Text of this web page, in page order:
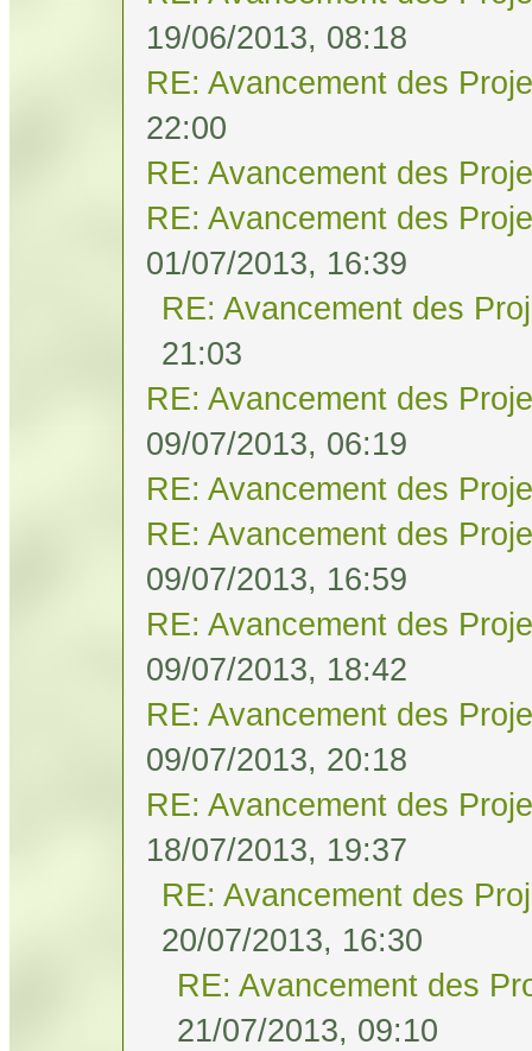
19/06/2013, 08:18
RE: Avancement des
22:00
RE: Avancement des
RE: Avancement des
01/07/2013, 16:39
RE: Avancement des
21:03
RE: Avancement des
09/07/2013, 06:19
RE: Avancement des
RE: Avancement des
09/07/2013, 16:59
RE: Avancement des
09/07/2013, 18:42
RE: Avancement des
09/07/2013, 20:18
RE: Avancement des
18/07/2013, 19:37
RE: Avancement des
20/07/2013, 16:30
RE: Avancement des
21/07/2013, 09:10